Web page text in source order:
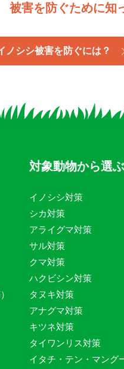
被害を防ぐために知
ノシシ被害を防ぐには？
対象動物から選ぶ
イノシシ対策
シカ対策
アライグマ対策
サル対策
クマ対策
ハクビシン対策
タヌキ対策
アナグマ対策
キツネ対策
タイワンリス対策
イタチ・テン・マング